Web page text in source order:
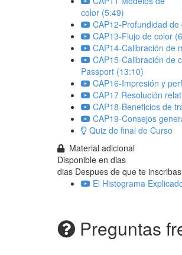
color (5:49)
CAP12-Profundidad
CAP13-Flujo de color
CAP14-Calibración de
CAP15-Calibración de
Passport (13:10)
CAP16-Impresión y
CAP17 Resolución
CAP18-Beneficios de
CAP19-Consejos
Quiz de final de Curso
Material adicional
Disponible en dias
dias Despues de que te inscribas
El Histograma
Preguntas